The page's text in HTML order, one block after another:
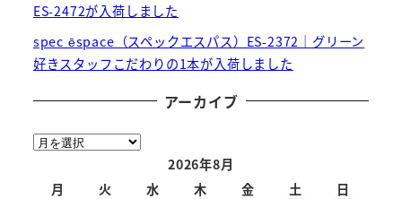
ES-2472が入荷しました
spec ēspace（スペックエスパス）ES-2372｜グリーン
好きスタッフこだわりの1本が入荷しました
アーカイブ
ア
2026年8月
月
火 水 木 金 土
日